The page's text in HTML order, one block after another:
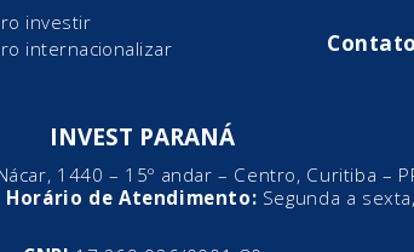
investir
internacionalizar
Contato
INVEST PARANÁ
1440 – 15º andar – Centro, Curitiba –
Horário de Atendimento: Segunda a